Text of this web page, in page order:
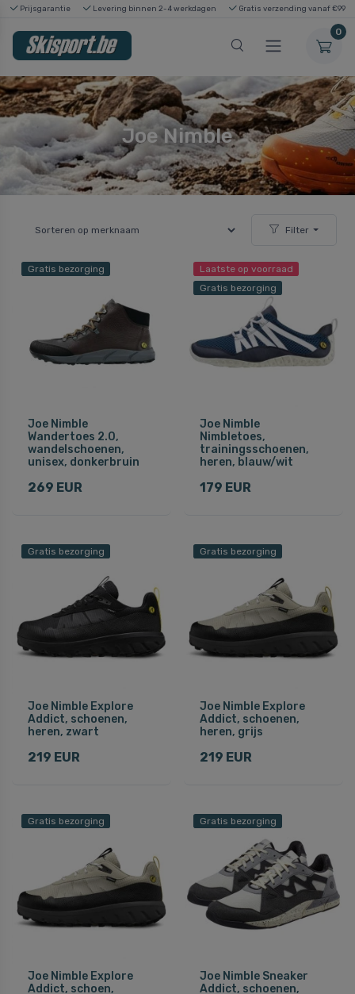
Prijsgarantie Levering binnen 2-4 werkdagen Gratis verzending vanaf €99
0
Joe Nimble
Filter
Gratis bezorging
Joe Nimble
Wandertoes 2.0,
wandelschoenen,
unisex, donkerbruin
269 EUR
Laatste op voorraad
Gratis bezorging
Joe Nimble
Nimbletoes,
trainingsschoenen,
heren, blauw/wit
179 EUR
Gratis bezorging
Joe Nimble Explore
Addict, schoenen,
heren, zwart
219 EUR
Gratis bezorging
Joe Nimble Explore
Addict, schoenen,
heren, grijs
219 EUR
Gratis bezorging
Joe Nimble Explore
Addict, schoen,
Gratis bezorging
Joe Nimble Sneaker
Addict, schoenen,